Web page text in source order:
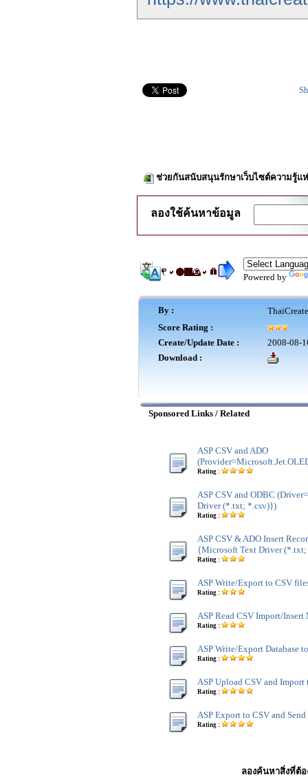
ช่วยกันสนับสนุนรักษาเว็บไซต์ความรู้แ
ลองใช้ค้นหาข้อมูล
Powered by
By :
Score Rating :
Create/Update Date :
2008-08-
Download :
Sponsored Links / Related
ASP CSV and ADO
Rating :
ASP CSV and ODBC
Driver (*.txt; *.csv)})
Rating :
ASP CSV & ADO Insert
{Microsoft Text Driver
Rating :
ASP Write/Export to CSV
Rating :
ASP Read CSV Import/Insert
Rating :
ASP Write/Export Database
Rating :
ASP Upload CSV and Import
Rating :
ASP Export to CSV and
Rating :
ลองค้นหาสิ่งที่ต้อ